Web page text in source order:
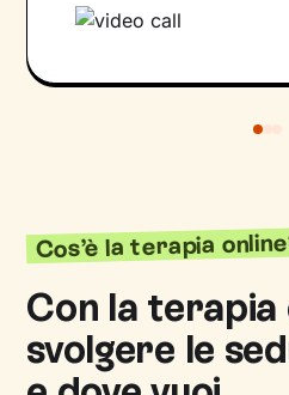
Cos’è la terapia
Con la terapia
svolgere le